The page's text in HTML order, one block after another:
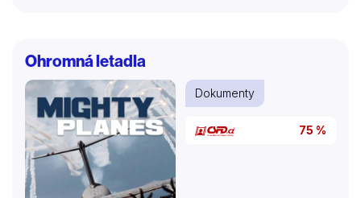
Ohromná letadla
Dokumenty
75 %